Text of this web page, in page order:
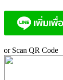
opens
window
opens
window
or Scan QR Code